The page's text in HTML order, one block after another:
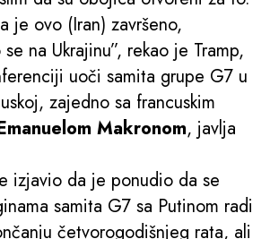
je ovo (Iran) završeno,
na Ukrajinu”, rekao je Tramp,
uoči samita grupe G7 u
zajedno sa francuskim
Makronom, javlja
izjavio da je ponudio da se
samita G7 sa Putinom radi
četvorogodišnjeg rata, ali